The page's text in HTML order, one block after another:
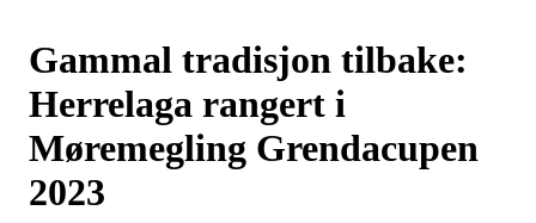
Gammal tradisjon tilbake:
Herrelaga rangert i
Møremegling Grendacupen
2023